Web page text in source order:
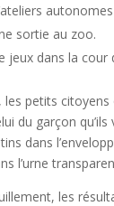
sortie au zoo.
jeux dans la
les petits
du garçon
dans
l’urne
les